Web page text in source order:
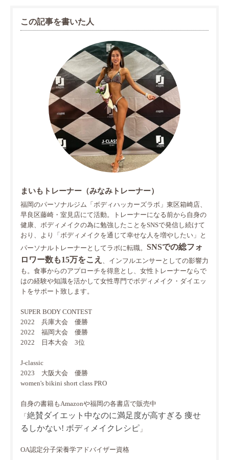
この記事を書いた人
まいもトレーナー（みなみトレーナー）
福岡のパーソナルジム「ボディハッカーズラボ」東区箱崎店、
早良区藤崎・室見店にて活動。トレーナーになる前から自身の
健康、ボディメイクの為に勉強したことをSNSで発信し続けて
おり、より「ボディメイクを通じて幸せな人を増やしたい」と
パーソナルトレーナーとしてラボに転職。 SNSでの総フォ
ロワー数も15万をこえ
、インフルエンサーとしての影響力
も。食事からのアプローチを得意とし、女性トレーナーならで
はの経験や知識を活かして女性専門でボディメイク・ダイエッ
トをサポート致します。
SUPER BODY CONTEST
2022 兵庫大会 優勝
2022 福岡大会 優勝
2022 日本大会 3位
J-classic
2023 大阪大会 優勝
women's bikini short class PRO
自身の書籍もAmazonや福岡の各書店で販売中
「 絶賛ダイエット中なのに満足度が高すぎる 痩せ
るしかない! ボディメイクレシピ 」
OA認定分子栄養学アドバイザー資格